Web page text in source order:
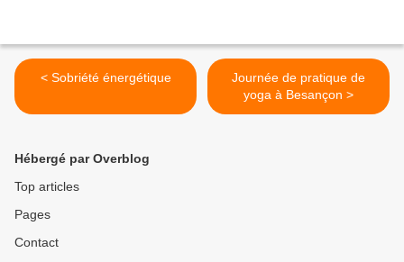
< Sobriété énergétique
Journée de pratique de
yoga à Besançon >
Hébergé par Overblog
Top articles
Pages
Contact